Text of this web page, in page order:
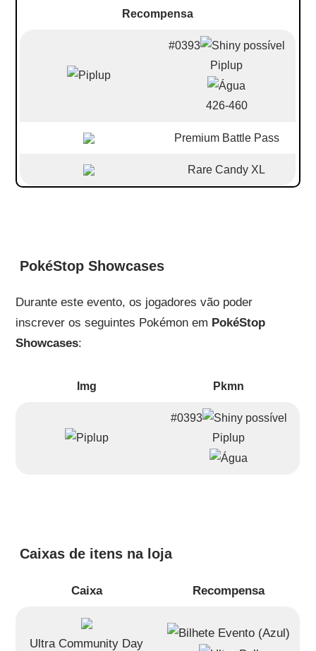
Recompensa
#0393
Piplup
426-460
Premium Battle Pass
Rare Candy XL
PokéStop Showcases
Durante este evento, os jogadores vão poder
inscrever os seguintes Pokémon em PokéStop
Showcases:
Img Pkmn
#0393
Piplup
Caixas de itens na loja
Caixa Recompensa
Ultra Community Day